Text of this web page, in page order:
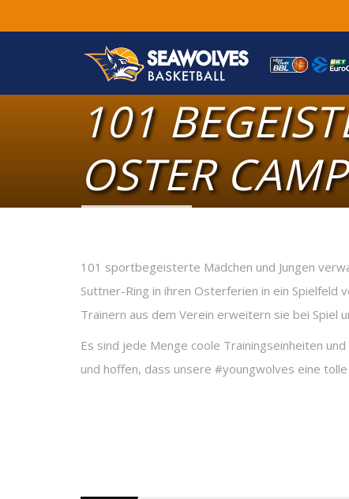
101
OSTER
101 sportbegeisterte Mädchen und Jungen
Suttner-Ring in ihren Osterferien in ein Spielfeld
Trainern aus dem Verein erweitern sie bei Spiel
Es sind jede Menge coole Trainingseinheiten
und hoffen, dass unsere #youngwolves eine